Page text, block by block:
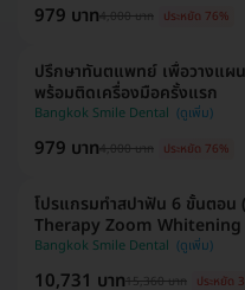
979 บาท4,000 บาท ประหยัด 76%
ปรึกษาทันตแพทย์ เพื่อวางแผ
พร้อมติดเครื่องมือครั้งแรก
Bangkok Smile Dental
979 บาท4,000 บาท ประหยัด 76%
โปรแกรมทำสปาฟัน 6 ขั้นตอ
Therapy Zoom
Bangkok Smile Dental
10,731 บาท15,360 บาท ประหยัด